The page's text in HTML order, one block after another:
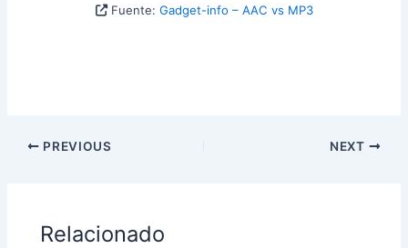
Fuente: Gadget-info – AAC vs MP3
PREVIOUS NEXT
Relacionado